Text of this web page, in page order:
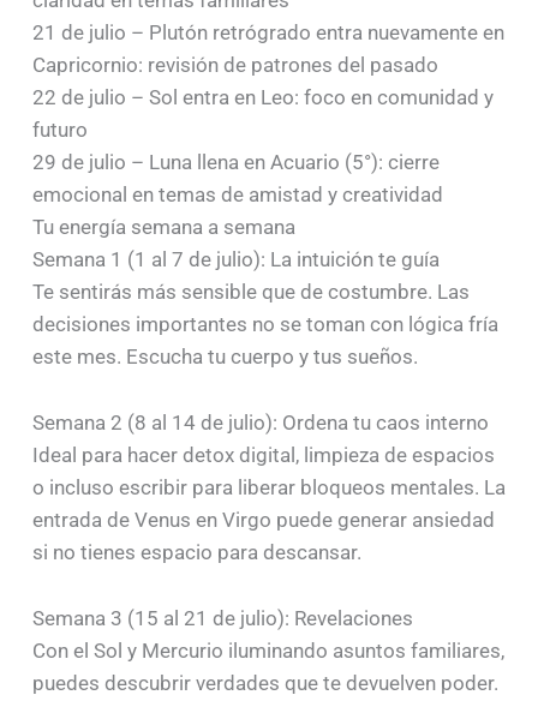
21 de julio – Plutón retrógrado entra nuevamente en
Capricornio: revisión de patrones del pasado
22 de julio – Sol entra en Leo: foco en comunidad y
futuro
29 de julio – Luna llena en Acuario (5°): cierre
emocional en temas de amistad y creatividad
Tu energía semana a semana
Semana 1 (1 al 7 de julio): La intuición te guía
Te sentirás más sensible que de costumbre. Las
decisiones importantes no se toman con lógica fría
este mes. Escucha tu cuerpo y tus sueños.
Semana 2 (8 al 14 de julio): Ordena tu caos interno
Ideal para hacer detox digital, limpieza de espacios
o incluso escribir para liberar bloqueos mentales. La
entrada de Venus en Virgo puede generar ansiedad
si no tienes espacio para descansar.
Semana 3 (15 al 21 de julio): Revelaciones
Con el Sol y Mercurio iluminando asuntos familiares,
puedes descubrir verdades que te devuelven poder.